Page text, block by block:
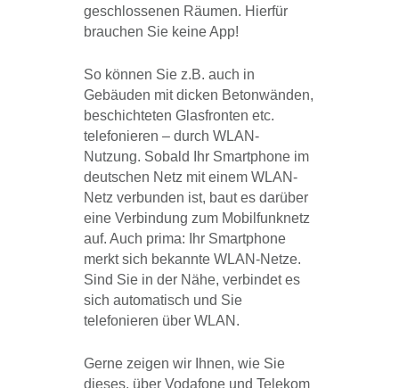
geschlossenen Räumen. Hierfür
brauchen Sie keine App!
So können Sie z.B. auch in
Gebäuden mit dicken Betonwänden,
beschichteten Glasfronten etc.
telefonieren – durch WLAN-
Nutzung. Sobald Ihr Smartphone im
deutschen Netz mit einem WLAN-
Netz verbunden ist, baut es darüber
eine Verbindung zum Mobilfunknetz
auf. Auch prima: Ihr Smartphone
merkt sich bekannte WLAN-Netze.
Sind Sie in der Nähe, verbindet es
sich automatisch und Sie
telefonieren über WLAN.
Gerne zeigen wir Ihnen, wie Sie
dieses, über Vodafone und Telekom